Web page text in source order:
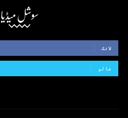
سوشل میڈیا
لائک
فالو